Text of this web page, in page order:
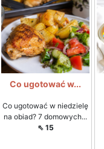
Co ugotować w...
Co ugotować w niedzielę
na obiad? 7 domowych...
⇖ 15